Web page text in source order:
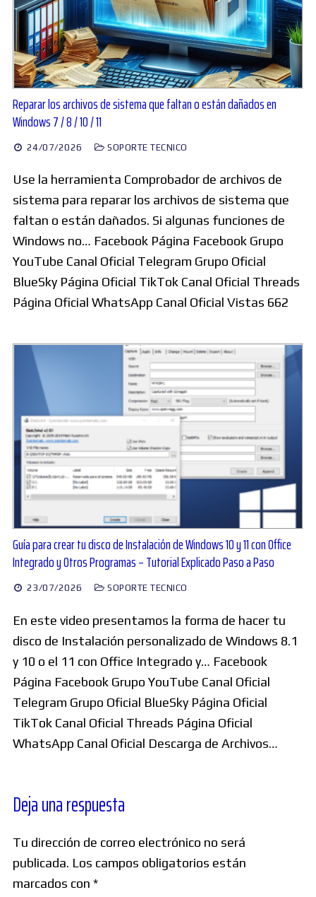
Reparar los archivos de sistema que faltan o están dañados en
Windows 7 / 8 / 10 / 11
24/07/2026 SOPORTE TECNICO
Use la herramienta Comprobador de archivos de
sistema para reparar los archivos de sistema que
faltan o están dañados. Si algunas funciones de
Windows no… Facebook Página Facebook Grupo
YouTube Canal Oficial Telegram Grupo Oficial
BlueSky Página Oficial TikTok Canal Oficial Threads
Página Oficial WhatsApp Canal Oficial Vistas 662
Guía para crear tu disco de Instalación de Windows 10 y 11 con Office
Integrado y Otros Programas – Tutorial Explicado Paso a Paso
23/07/2026 SOPORTE TECNICO
En este video presentamos la forma de hacer tu
disco de Instalación personalizado de Windows 8.1
y 10 o el 11 con Office Integrado y… Facebook
Página Facebook Grupo YouTube Canal Oficial
Telegram Grupo Oficial BlueSky Página Oficial
TikTok Canal Oficial Threads Página Oficial
WhatsApp Canal Oficial Descarga de Archivos…
Deja una respuesta
Tu dirección de correo electrónico no será
publicada. Los campos obligatorios están
marcados con *